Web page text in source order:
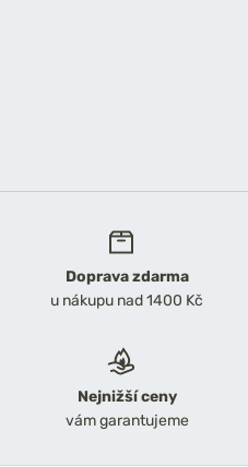
Doprava zdarma
u nákupu nad 1400 Kč
Nejnižší ceny
vám garantujeme